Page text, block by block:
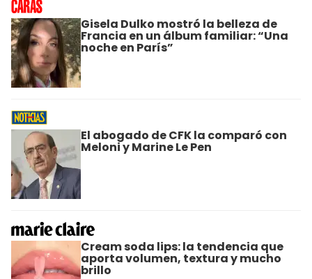
Gisela Dulko mostró la belleza de
Francia en un álbum familiar: “Una
noche en París”
El abogado de CFK la comparó con
Meloni y Marine Le Pen
Cream soda lips: la tendencia que
aporta volumen, textura y mucho
brillo